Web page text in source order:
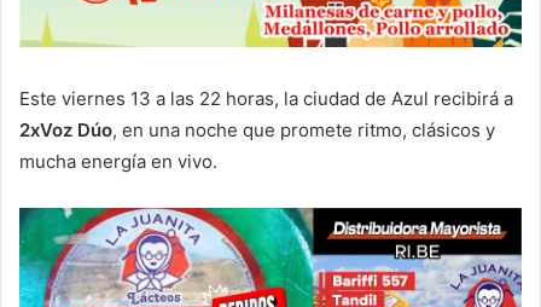
Este viernes 13 a las 22 horas, la ciudad de Azul recibirá a
2xVoz Dúo, en una noche que promete ritmo, clásicos y
mucha energía en vivo.